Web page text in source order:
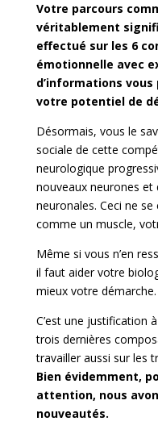
Votre parcours
véritablement
effectué sur les 6
émotionnelle avec
d’informations
votre potentiel de
Désormais, vous le
sociale de cette
neurologique
nouveaux neurones et
neuronales. Ceci ne
comme un muscle,
Même si vous n’en
il faut aider votre
mieux votre démarche.
C’est une justification
trois dernières
travailler aussi sur les
Bien évidemment,
attention, nous
nouveautés.